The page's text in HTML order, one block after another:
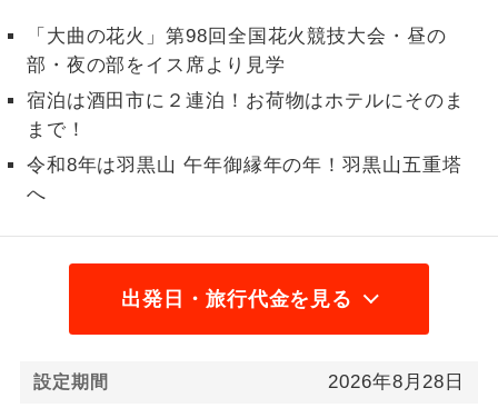
「大曲の花火」第98回全国花火競技大会・昼の
部・夜の部をイス席より見学
宿泊は酒田市に２連泊！お荷物はホテルにそのま
まで！
令和8年は羽黒山 午年御縁年の年！羽黒山五重塔
へ
出発日・旅行代金を見る
設定期間 2026年8月28日
お部屋食
お部屋にてゆっくりとお召し上がりいた
だけます。
トラベルイヤ
ホン
周りの音を気にせず、ガイドさんの説明
1名様催行
1名様から出発可能な個人型プランで
2名様から出発可能な個人型プランで
す。
加限定
スです。
1名様1室同代
1名様1室利用でも追加料金がかからない